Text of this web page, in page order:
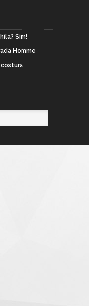
Sim!
Homme